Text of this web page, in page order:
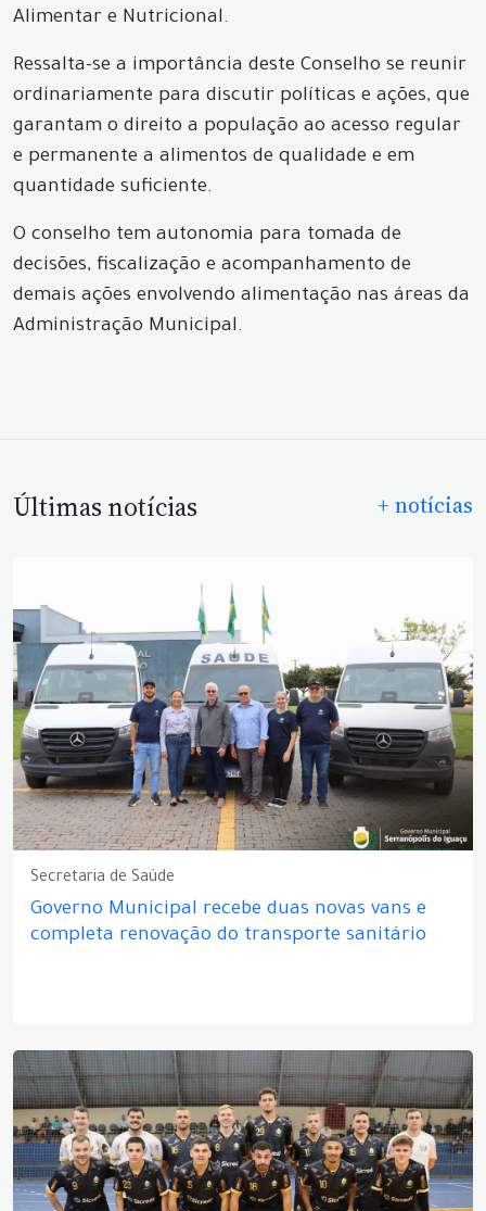
Alimentar e Nutricional.
Ressalta-se a importância deste Conselho se reunir
ordinariamente para discutir políticas e ações, que
garantam o direito a população ao acesso regular
e permanente a alimentos de qualidade e em
quantidade suficiente.
O conselho tem autonomia para tomada de
decisões, fiscalização e acompanhamento de
demais ações envolvendo alimentação nas áreas da
Administração Municipal.
Últimas notícias + notícias
Secretaria de Saúde
Governo Municipal recebe duas novas vans e
completa renovação do transporte sanitário